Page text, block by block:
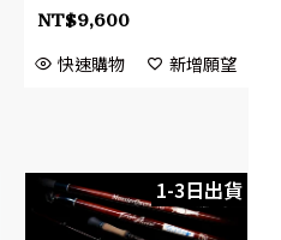
NT$9,600
快速購物 新增願望
1-3日出貨